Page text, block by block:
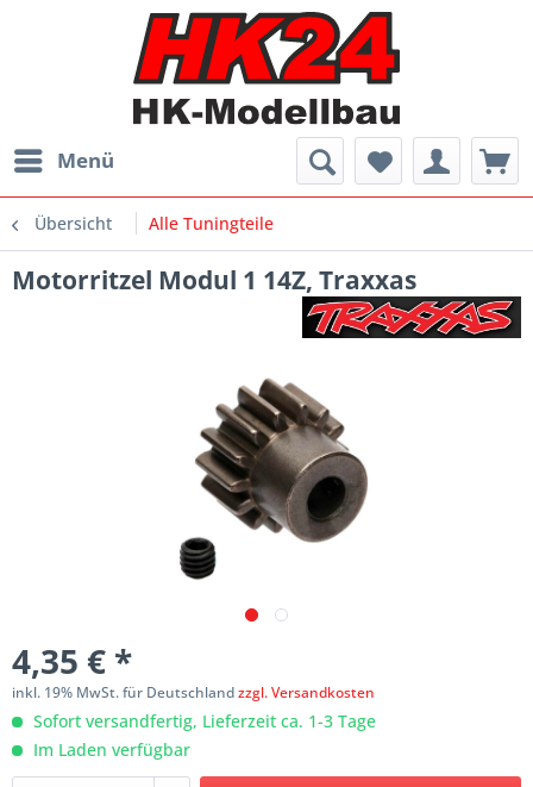
Menü
Übersicht Alle Tuningteile
Motorritzel Modul 1 14Z, Traxxas
4,35 € *
inkl. 19% MwSt. für Deutschlandzzgl. Versandkosten
Sofort versandfertig, Lieferzeit ca. 1-3 Tage
Im Laden verfügbar